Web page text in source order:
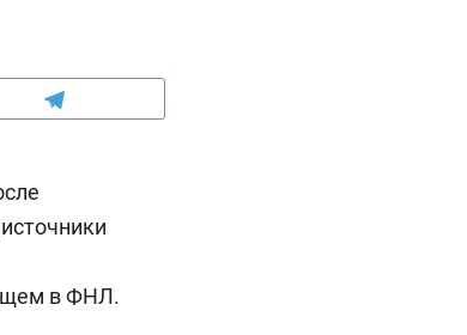
источники
в ФНЛ.